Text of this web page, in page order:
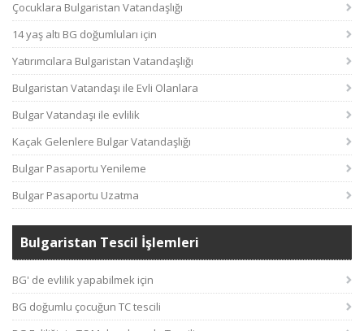
Çocuklara Bulgaristan Vatandaşlığı
14 yaş altı BG doğumluları için
Yatırımcılara Bulgaristan Vatandaşlığı
Bulgaristan Vatandaşı ile Evli Olanlara
Bulgar Vatandaşı ile evlilik
Kaçak Gelenlere Bulgar Vatandaşlığı
Bulgar Pasaportu Yenileme
Bulgar Pasaportu Uzatma
Bulgaristan Tescil İşlemleri
BG' de evlilik yapabilmek için
BG doğumlu çocuğun TC tescili